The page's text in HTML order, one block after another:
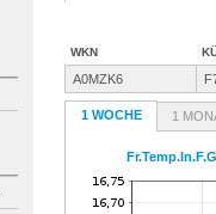
WKN
A0MZK6
1 WOCHE 1